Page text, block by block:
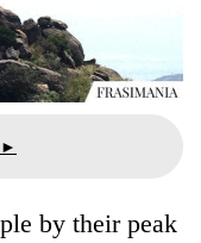
by their peak